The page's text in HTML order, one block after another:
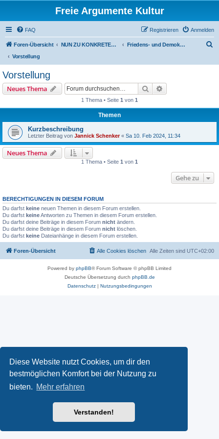
Diese Website nutzt Cookies, um dir den
bestmöglichen Komfort bei der Nutzung zu
bieten. Mehr erfahren
Verstanden!
Freie Argumente Kultur
FAQ Anmelden
Registrieren
Foren-Übersicht NUN ZU KONKRETEN AKTIONEN U PROJEKTEN, ALS WICHTIGSTES AUSSER-PARLAMENTARISCHE KOMMUNEN WIE DAS DeFüCa
Friedens- und Demokratie-Camp
Vorstellung
Vorstellung
Neues Thema Suche
1 Thema • Seite 1 von 1
Themen
Kurzbeschreibung
Letzter Beitrag von Jannick Schenker« Sa 10. Feb 2024, 11:34
Neues Thema
1 Thema • Seite 1 von 1
Gehe zu
BERECHTIGUNGEN IN DIESEM FORUM
Du darfst keine neuen Themen in diesem Forum erstellen.
Du darfst keineAntworten zu Themen in diesem Forum erstellen.
Du darfst deine Beiträge in diesem Forum nicht ändern.
Du darfst deine Beiträge in diesem Forum nicht löschen.
Du darfst keine Dateianhänge in diesem Forum erstellen.
Foren-Übersicht Alle Zeiten sind UTC+02:00
Alle Cookies löschen
Powered by phpBB® Forum Software © phpBB Limited
Deutsche Übersetzung durch phpBB.de
Datenschutz| Nutzungsbedingungen